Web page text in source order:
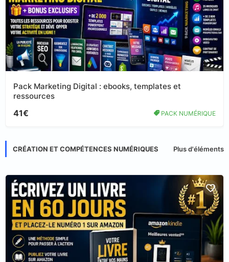
Pack Marketing Digital : ebooks, templates et
ressources
41€ PACK NUMÉRIQUE
CRÉATION ET COMPÉTENCES NUMÉRIQUES Plus d'éléments